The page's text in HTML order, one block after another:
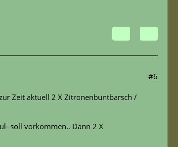
#6
Zeit aktuell 2 X Zitronenbuntbarsch /
soll vorkommen.. Dann 2 X